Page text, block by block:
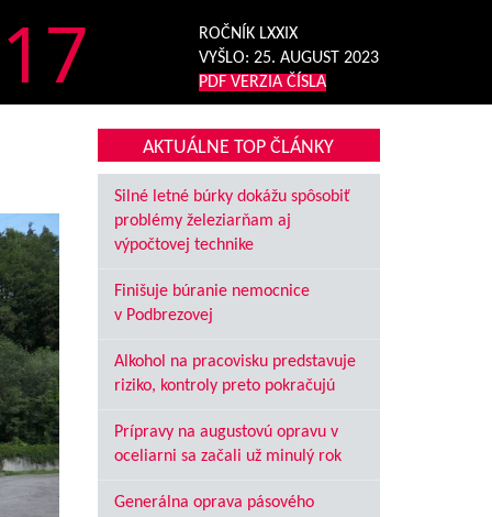
17
ROČNÍK LXXIX
VYŠLO: 25. AUGUST 2023
PDF VERZIA ČÍSLA
AKTUÁLNE TOP ČLÁNKY
Silné letné búrky dokážu spôsobiť
problémy železiarňam aj
výpočtovej technike
Finišuje búranie nemocnice
v Podbrezovej
Alkohol na pracovisku predstavuje
riziko, kontroly preto pokračujú
Prípravy na augustovú opravu v
oceliarni sa začali už minulý rok
Generálna oprava pásového